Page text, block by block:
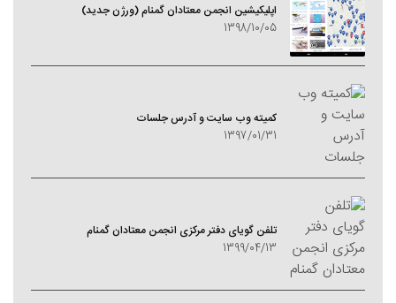
اپلیکیشین انجمن معتادان گمنام (ورژن جدید)
1398/10/05
کمیته وب سایت و آدرس جلسات
1397/01/31
تلفن گویای دفتر مرکزی انجمن معتادان گمنام
1399/04/13